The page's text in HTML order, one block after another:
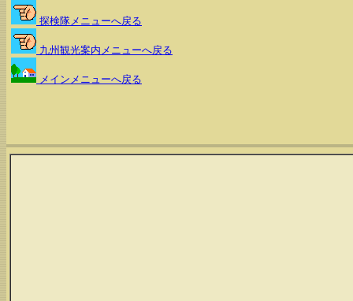
探検隊メニューへ戻る
九州観光案内メニューへ戻る
メインメニューへ戻る